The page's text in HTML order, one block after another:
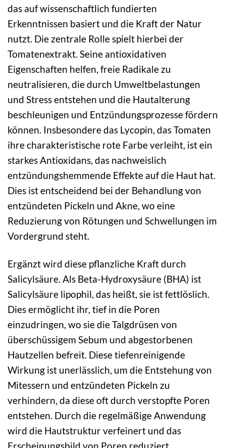
das auf wissenschaftlich fundierten
Erkenntnissen basiert und die Kraft der Natur
nutzt. Die zentrale Rolle spielt hierbei der
Tomatenextrakt. Seine antioxidativen
Eigenschaften helfen, freie Radikale zu
neutralisieren, die durch Umweltbelastungen
und Stress entstehen und die Hautalterung
beschleunigen und Entzündungsprozesse fördern
können. Insbesondere das Lycopin, das Tomaten
ihre charakteristische rote Farbe verleiht, ist ein
starkes Antioxidans, das nachweislich
entzündungshemmende Effekte auf die Haut hat.
Dies ist entscheidend bei der Behandlung von
entzündeten Pickeln und Akne, wo eine
Reduzierung von Rötungen und Schwellungen im
Vordergrund steht.
Ergänzt wird diese pflanzliche Kraft durch
Salicylsäure. Als Beta-Hydroxysäure (BHA) ist
Salicylsäure lipophil, das heißt, sie ist fettlöslich.
Dies ermöglicht ihr, tief in die Poren
einzudringen, wo sie die Talgdrüsen von
überschüssigem Sebum und abgestorbenen
Hautzellen befreit. Diese tiefenreinigende
Wirkung ist unerlässlich, um die Entstehung von
Mitessern und entzündeten Pickeln zu
verhindern, da diese oft durch verstopfte Poren
entstehen. Durch die regelmäßige Anwendung
wird die Hautstruktur verfeinert und das